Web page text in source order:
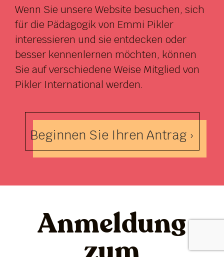
Wenn Sie unsere Website besuchen, sich
für die Pädagogik von Emmi Pikler
interessieren und sie entdecken oder
besser kennenlernen möchten, können
Sie auf verschiedene Weise Mitglied von
Pikler International werden.
Beginnen Sie Ihren Antrag ›
Anmeldung